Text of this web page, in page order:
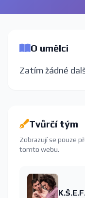
O umělci
Zatím žádné
Tvůrčí tým
Zobrazují se pouze
tomto webu.